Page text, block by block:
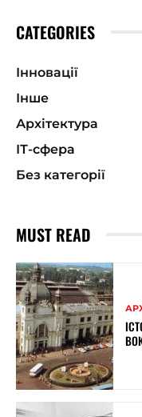
CATEGORIES
Інновації
Інше
Архітектура
ІТ-сфера
Без категорії
MUST READ